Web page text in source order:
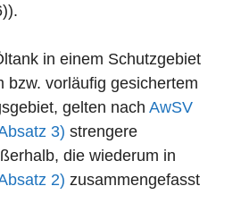
in einem Schutzgebiet
bzw. vorläufig gesichertem
gelten nach AwSV
3) strengere
die wiederum in
2) zusammengefasst